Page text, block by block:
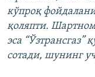
кўпроқ
қоляпти.
эса
сотади, шунинг